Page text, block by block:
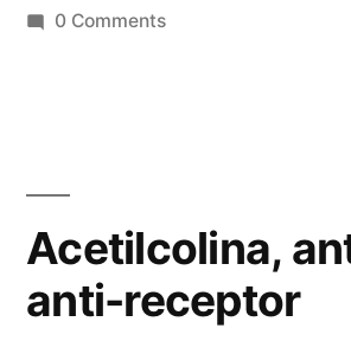
0 Comments
Acetilcolina,
anti-receptor